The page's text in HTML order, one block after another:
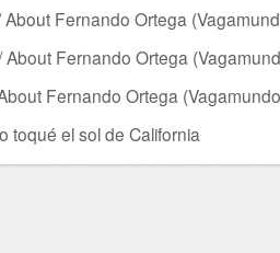
About Fernando Ortega
About Fernando Ortega
Fernando Ortega
toqué el sol de California